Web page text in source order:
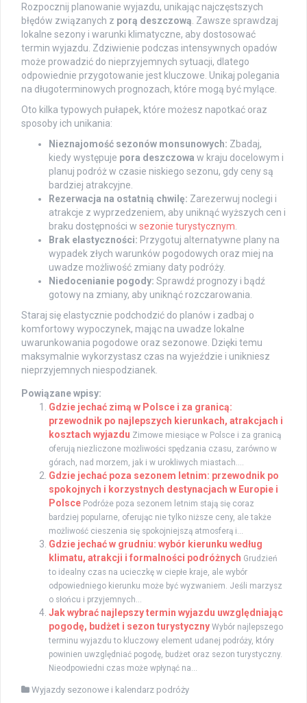
Rozpocznij planowanie wyjazdu, unikając najczęstszych
błędów związanych z porą deszczową . Zawsze sprawdzaj
lokalne sezony i warunki klimatyczne, aby dostosować
termin wyjazdu. Zdziwienie podczas intensywnych opadów
może prowadzić do nieprzyjemnych sytuacji, dlatego
odpowiednie przygotowanie jest kluczowe. Unikaj polegania
na długoterminowych prognozach, które mogą być mylące.
Oto kilka typowych pułapek, które możesz napotkać oraz
sposoby ich unikania:
Nieznajomość sezonów monsunowych: Zbadaj,
kiedy występuje pora deszczowa w kraju docelowym i
planuj podróż w czasie niskiego sezonu, gdy ceny są
bardziej atrakcyjne.
Rezerwacja na ostatnią chwilę: Zarezerwuj noclegi i
atrakcje z wyprzedzeniem, aby uniknąć wyższych cen i
braku dostępności w sezonie turystycznym
Brak elastyczności: Przygotuj alternatywne plany na
wypadek złych warunków pogodowych oraz miej na
uwadze możliwość zmiany daty podróży.
Niedocenianie pogody: Sprawdź prognozy i bądź
gotowy na zmiany, aby uniknąć rozczarowania.
Staraj się elastycznie podchodzić do planów i zadbaj o
komfortowy wypoczynek, mając na uwadze lokalne
uwarunkowania pogodowe oraz sezonowe. Dzięki temu
maksymalnie wykorzystasz czas na wyjeździe i unikniesz
nieprzyjemnych niespodzianek.
Powiązane wpisy:
Gdzie jechać zimą w Polsce i za granicą:
przewodnik po najlepszych kierunkach, atrakcjach i
kosztach wyjazdu Zimowe miesiące w Polsce i za granicą
oferują niezliczone możliwości spędzania czasu, zarówno w
górach, nad morzem, jak i w urokliwych miastach....
Gdzie jechać poza sezonem letnim: przewodnik po
spokojnych i korzystnych destynacjach w Europie i
Polsce Podróże poza sezonem letnim stają się coraz
bardziej popularne, oferując nie tylko niższe ceny, ale także
możliwość cieszenia się spokojniejszą atmosferą i...
Gdzie jechać w grudniu: wybór kierunku według
klimatu, atrakcji i formalności podróżnych Grudzień
to idealny czas na ucieczkę w ciepłe kraje, ale wybór
odpowiedniego kierunku może być wyzwaniem. Jeśli marzysz
o słońcu i przyjemnych...
Jak wybrać najlepszy termin wyjazdu uwzględniając
pogodę, budżet i sezon turystyczny Wybór najlepszego
terminu wyjazdu to kluczowy element udanej podróży, który
powinien uwzględniać pogodę, budżet oraz sezon turystyczny.
Nieodpowiedni czas może wpłynąć na...
Wyjazdy sezonowe i kalendarz podróży